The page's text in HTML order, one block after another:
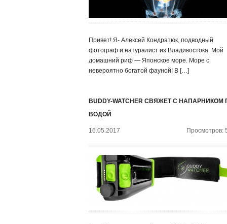
Привет! Я- Алексей Кондратюк, подводный
фотограф и натуралист из Владивостока. Мой
домашний риф — Японское море. Море с
невероятно богатой фауной! В […]
BUDDY-WATCHER СВЯЖЕТ С НАПАРНИКОМ
ВОДОЙ
16.05.2017 Просмотров: